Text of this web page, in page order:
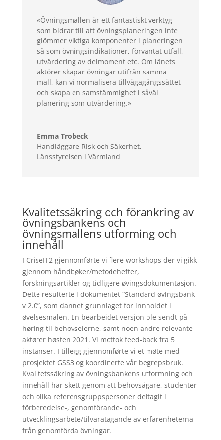
«Övningsmallen är ett fantastiskt verktyg
som bidrar till att övningsplaneringen inte
glömmer viktiga komponenter i planeringen
så som övningsindikationer, förväntat utfall,
utvärdering av delmoment etc. Om länets
aktörer skapar övningar utifrån samma
mall, kan vi normalisera tillvägagångssättet
och skapa en samstämmighet i såväl
planering som utvärdering.»
Emma Trobeck
Handläggare Risk och Säkerhet,
Länsstyrelsen i Värmland
Kvalitetssäkring och förankring av
övningsbankens och
övningsmallens utforming och
innehåll
I CriseIT2 gjennomførte vi flere workshops der vi gikk
gjennom håndbøker/metodehefter,
forskningsartikler og tidligere øvingsdokumentasjon.
Dette resulterte i dokumentet ”Standard øvingsbank
v 2.0”, som dannet grunnlaget for innholdet i
øvelsesmalen. En bearbeidet versjon ble sendt på
høring til behovseierne, samt noen andre relevante
aktører høsten 2021. Vi mottok feed-back fra 5
instanser. I tillegg gjennomførte vi et møte med
prosjektet GSS3 og koordinerte vår begrepsbruk.
Kvalitetssäkring av övningsbankens utformning och
innehåll har skett genom att behovsägare, studenter
och olika referensgruppspersoner deltagit i
förberedelse-, genomförande- och
utvecklingsarbete/tilvaratagande av erfarenheterna
från genomförda övningar.